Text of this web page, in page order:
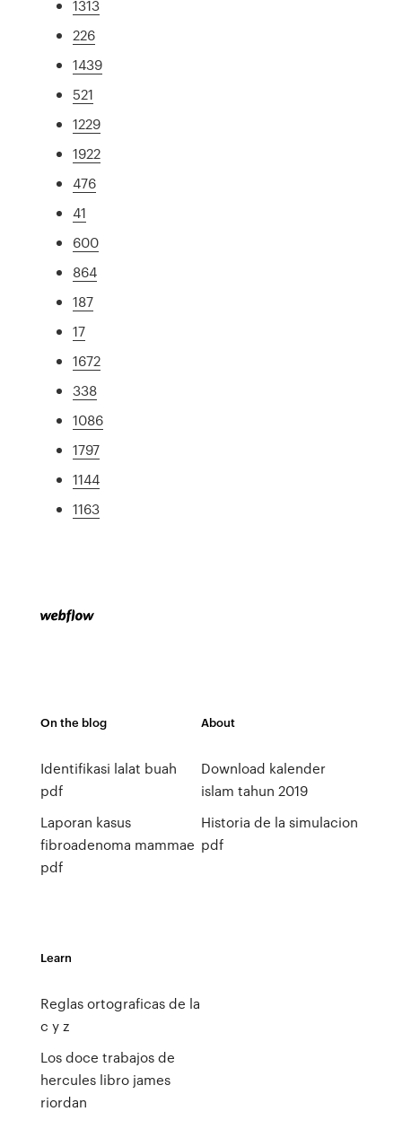
1313
226
1439
521
1229
1922
476
41
600
864
187
17
1672
338
1086
1797
1144
1163
On the blog
Identifikasi lalat buah
pdf
Laporan kasus
fibroadenoma mammae
pdf
About
Download kalender
islam tahun 2019
Historia de la simulacion
pdf
Learn
Reglas ortograficas de la
c y z
Los doce trabajos de
hercules libro james
riordan